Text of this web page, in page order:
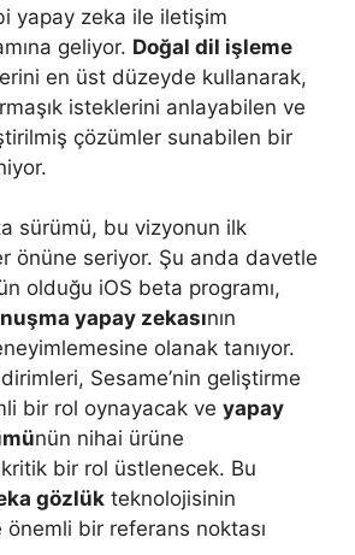
yapay zeka ile iletişim
geliyor. Doğal dil işleme
en üst düzeyde kullanarak,
isteklerini anlayabilen ve
çözümler sunabilen bir
sürümü, bu vizyonun ilk
önüne seriyor. Şu anda davetle
olduğu iOS beta programı,
yapay zekasının
olanak tanıyor.
Sesame’nin geliştirme
bir rol oynayacak ve yapay
nün nihai ürüne
bir rol üstlenecek. Bu
gözlük teknolojisinin
bir referans noktası